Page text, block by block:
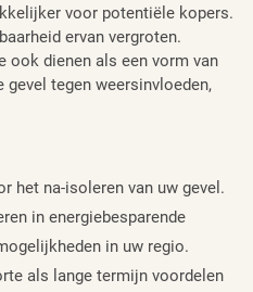
voor potentiële kopers.
ervan vergroten.
ook dienen als een vorm van
tegen weersinvloeden,
het na-isoleren van uw gevel.
in energiebesparende
in uw regio.
als lange termijn voordelen